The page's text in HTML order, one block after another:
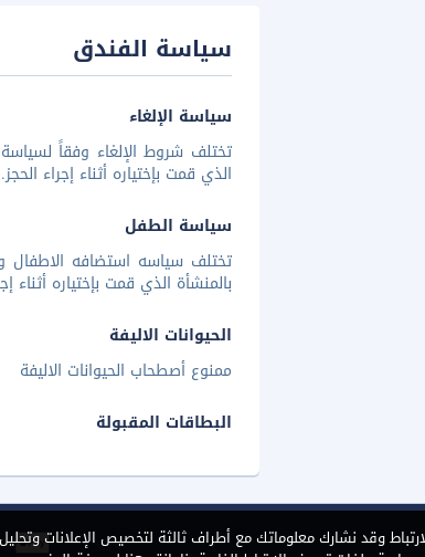
سياسة الفندق
سياسة الإلغاء
تختلف شروط الإلغاء وفقاً
الذي قمت بإختياره أثناء إجراء الحجز.
سياسة الطفل
تختلف سياسه استضافه الاطفال
بالمنشأة الذي قمت بإختياره أثناء
الحيوانات الاليفة
ممنوع أصطحاب الحيوانات الاليفة
البطاقات المقبولة
وقد نشارك معلوماتك مع أطراف ثالثة لتخصيص الإعلانات